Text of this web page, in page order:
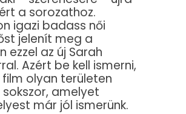
a sorozathoz.
igazi badass női
jelenít meg a
ezzel az új Sarah
Azért be kell ismerni,
olyan területen
amelyet
már jól ismerünk.